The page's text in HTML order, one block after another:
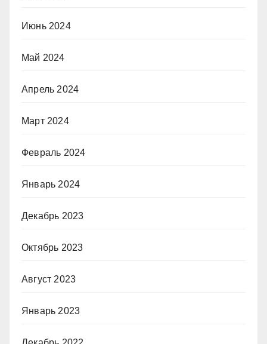
Июнь 2024
Май 2024
Апрель 2024
Март 2024
Февраль 2024
Январь 2024
Декабрь 2023
Октябрь 2023
Август 2023
Январь 2023